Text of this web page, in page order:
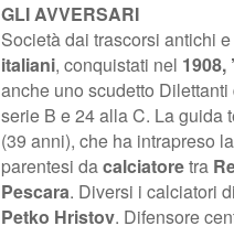
GLI AVVERSARI
Società dai trascorsi antichi
italiani, conquistati nel 1908,
anche uno scudetto
serie B e 24 alla C. La guida
(39 anni), che ha intrapreso
parentesi dacalciatoretra
Pescara. Diversi i calciatori
Petko Hristov. Difensore